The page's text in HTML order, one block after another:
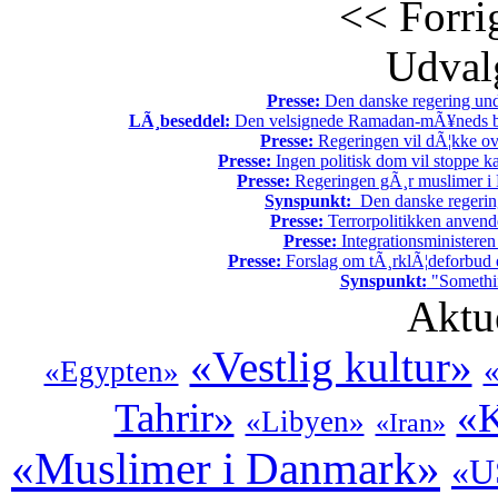
<<
Presse: Den danske regering
LÃ¸beseddel: Den velsignede Ramadan-mÃ¥neds
Presse: Regeringen vil dÃ¦kke
Presse: Ingen politisk dom vil stoppe
Presse: Regeringen gÃ¸r muslimer
Synspunkt: Den danske
Presse: Terrorpolitikken
Presse:
Presse: Forslag om tÃ¸rklÃ¦deforbud
Synspunkt:
«Egypten» «Vestlig kultur»
Tahrir» «Libyen» «Iran»
«Muslimer i Danmark»